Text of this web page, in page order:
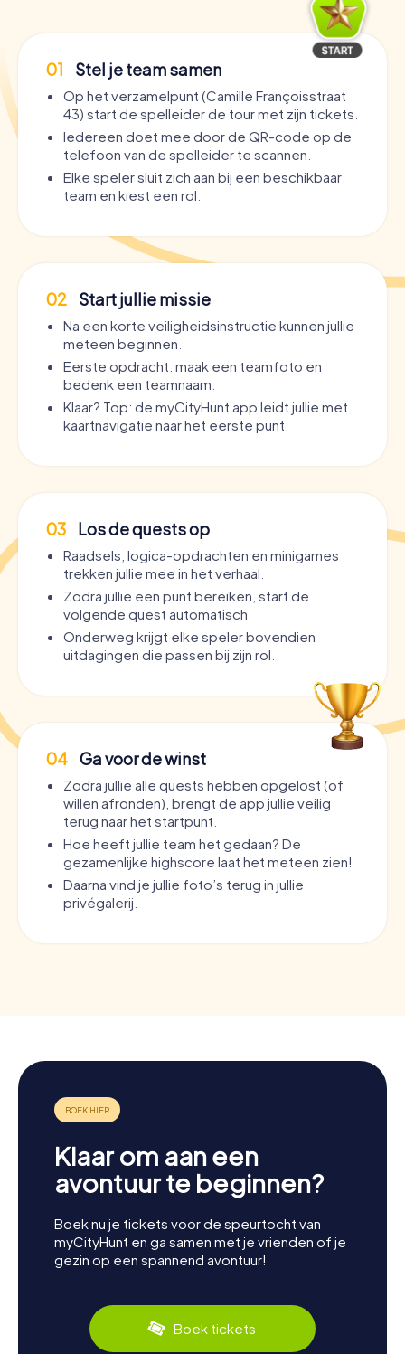
01 Stel je team samen
Op het verzamelpunt (Camille Françoisstraat
43) start de spelleider de tour met zijn tickets.
Iedereen doet mee door de QR-code op de
telefoon van de spelleider te scannen.
Elke speler sluit zich aan bij een beschikbaar
team en kiest een rol.
02 Start jullie missie
Na een korte veiligheidsinstructie kunnen jullie
meteen beginnen.
Eerste opdracht: maak een teamfoto en
bedenk een teamnaam.
Klaar? Top: de myCityHunt app leidt jullie met
kaartnavigatie naar het eerste punt.
03 Los de quests op
Raadsels, logica-opdrachten en minigames
trekken jullie mee in het verhaal.
Zodra jullie een punt bereiken, start de
volgende quest automatisch.
Onderweg krijgt elke speler bovendien
uitdagingen die passen bij zijn rol.
04 Ga voor de winst
Zodra jullie alle quests hebben opgelost (of
willen afronden), brengt de app jullie veilig
terug naar het startpunt.
Hoe heeft jullie team het gedaan? De
gezamenlijke highscore laat het meteen zien!
Daarna vind je jullie foto’s terug in jullie
privégalerij.
Klaar om aan een
avontuur te beginnen?
Boek nu je tickets voor de speurtocht van
myCityHunt en ga samen met je vrienden of je
gezin op een spannend avontuur!
Boek tickets